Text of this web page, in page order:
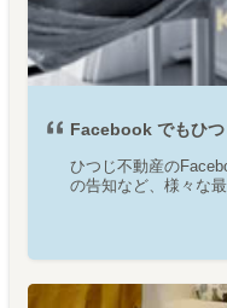
Facebook でもひつ
ひつじ不動産の
の告知など、様々な